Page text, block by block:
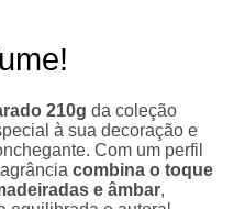
210g da coleção
à sua decoração e
Com um perfil
combina o toque
e âmbar,